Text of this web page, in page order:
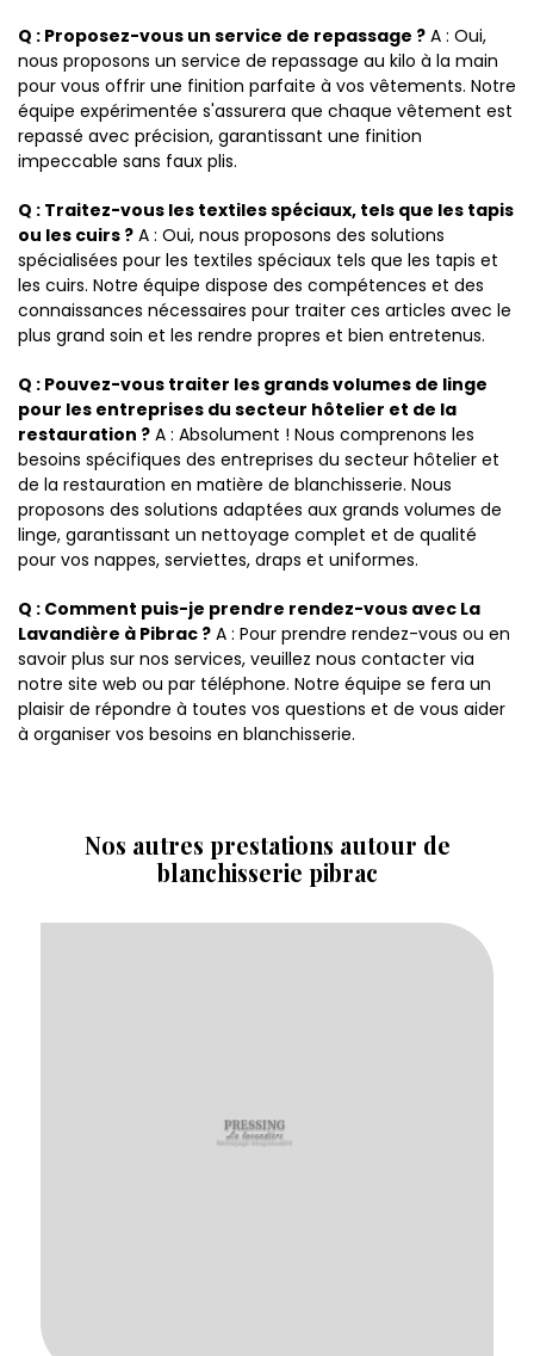
Q : Proposez-vous un service de repassage ? A : Oui,
nous proposons un service de repassage au kilo à la main
pour vous offrir une finition parfaite à vos vêtements. Notre
équipe expérimentée s'assurera que chaque vêtement est
repassé avec précision, garantissant une finition
impeccable sans faux plis.
Q : Traitez-vous les textiles spéciaux, tels que les tapis
ou les cuirs ? A : Oui, nous proposons des solutions
spécialisées pour les textiles spéciaux tels que les tapis et
les cuirs. Notre équipe dispose des compétences et des
connaissances nécessaires pour traiter ces articles avec le
plus grand soin et les rendre propres et bien entretenus.
Q : Pouvez-vous traiter les grands volumes de linge
pour les entreprises du secteur hôtelier et de la
restauration ? A : Absolument ! Nous comprenons les
besoins spécifiques des entreprises du secteur hôtelier et
de la restauration en matière de blanchisserie. Nous
proposons des solutions adaptées aux grands volumes de
linge, garantissant un nettoyage complet et de qualité
pour vos nappes, serviettes, draps et uniformes.
Q : Comment puis-je prendre rendez-vous avec La
Lavandière à Pibrac ? A : Pour prendre rendez-vous ou en
savoir plus sur nos services, veuillez nous contacter via
notre site web ou par téléphone. Notre équipe se fera un
plaisir de répondre à toutes vos questions et de vous aider
à organiser vos besoins en blanchisserie.
Nos autres prestations autour de
blanchisserie pibrac